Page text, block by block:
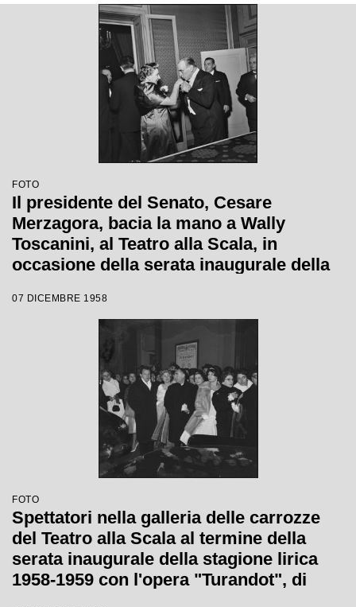
FOTO
Il presidente del Senato, Cesare
Merzagora, bacia la mano a Wally
Toscanini, al Teatro alla Scala, in
occasione della serata inaugurale della
"Turandot" di Giacomo Puccini, diretta
da Antonino Votto con la regia di
Margherita Walmann
07 DICEMBRE 1958
FOTO
Spettatori nella galleria delle carrozze
del Teatro alla Scala al termine della
serata inaugurale della stagione lirica
1958-1959 con l'opera "Turandot", di